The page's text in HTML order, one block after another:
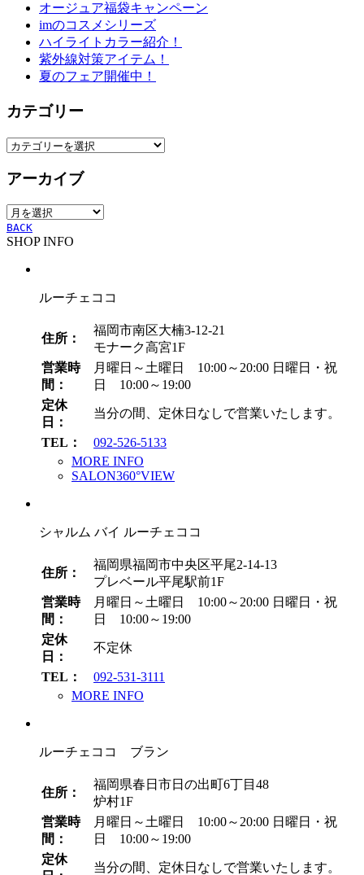
オージュア福袋キャンペーン
imのコスメシリーズ
ハイライトカラー紹介！
紫外線対策アイテム！
夏のフェア開催中！
カテゴリー
カ
ゴ
ー
アーカイブ
ア
ー
カ
BACK
SHOP INFO
ルーチェココ
住所：
福岡市南区大楠3-12-21
モナーク高宮1F
営業時
間：
月曜日～土曜日 10:00～20:00 日曜日・祝
日 10:00～19:00
定休
日：
当分の間、定休日なしで営業いたします。
TEL：
092-526-5133
MORE INFO
SALON360°VIEW
シャルム バイ ルーチェココ
住所：
福岡県福岡市中央区平尾2-14-13
プレベール平尾駅前1F
営業時
間：
月曜日～土曜日 10:00～20:00 日曜日・祝
日 10:00～19:00
定休
日：
不定休
TEL：
092-531-3111
MORE INFO
ルーチェココ ブラン
住所：
福岡県春日市日の出町6丁目48
炉村1F
営業時
間：
月曜日～土曜日 10:00～20:00 日曜日・祝
日 10:00～19:00
定休
当分の間、定休日なしで営業いたします。